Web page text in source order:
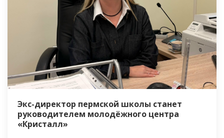
Экс-директор пермской школы станет
руководителем молодёжного центра
«Кристалл»